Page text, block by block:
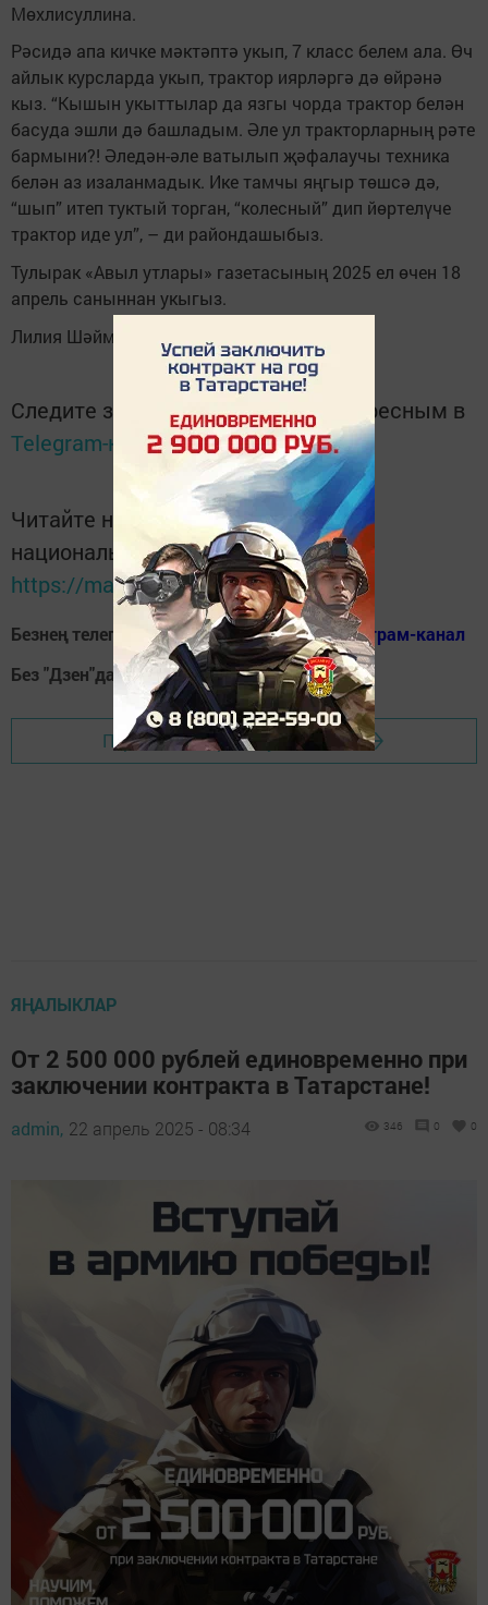
Мөхлисуллина.
Рәсидә апа кичке мәктәптә укып, 7 класс белем ала. Өч
айлык курсларда укып, трактор иярләргә дә өйрәнә
кыз. “Кышын укыттылар да язгы чорда трактор белән
басуда эшли дә башладым. Әле ул тракторларның рәте
бармыни?! Әледән-әле ватылып җәфалаучы техника
белән аз изаланмадык. Ике тамчы яңгыр төшсә дә,
“шып” итеп туктый торган, “колесный” дип йөртелүче
трактор иде ул”, – ди райондашыбыз.
Тулырак «Авыл утлары» газетасының 2025 ел өчен 18
апрель саныннан укыгыз.
Лилия Шәймиева фотосы
Следите за самым важным и интересным в
Telegram-каналеТатмедиа
Читайте новости Татарстана в
национальном мессенджере MАХ:
https://max.ru/tatmedia
Безнең телеграм каналга кушылыгыз!Телеграм-канал
Без "Дзен"да!Д зен
Перейти на страницу новости
ЯҢАЛЫКЛАР
От 2 500 000 рублей единовременно при
заключении контракта в Татарстане!
admin, 22 апрель 2025 - 08:34 346 0 0